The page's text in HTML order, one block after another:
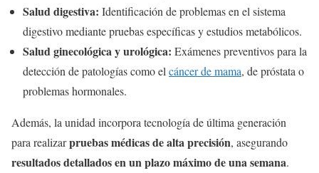
Salud digestiva: Identificación de problemas en el sistema
digestivo mediante pruebas específicas y estudios metabólicos.
Salud ginecológica y urológica: Exámenes preventivos para la
detección de patologías como elcáncer de mama, de próstata o
problemas hormonales.
Además, la unidad incorpora tecnología de última generación
para realizarpruebas médicas de alta precisión, asegurando
resultados detallados en un plazo máximo de una semana.